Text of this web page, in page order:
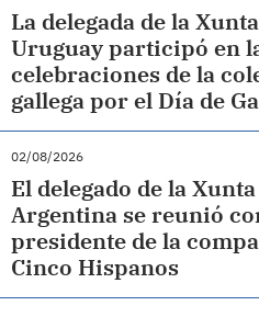
La delegada de la
Uruguay participó en
celebraciones de la
gallega por el Día de
02/08/2026
El delegado de la
Argentina se reunió
presidente de la
Cinco Hispanos